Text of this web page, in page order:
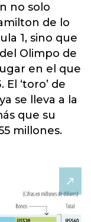
no solo
de lo
1, sino que
Olimpo de
en el que
‘toro’ de
se lleva a la
que su
millones.